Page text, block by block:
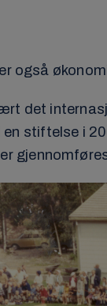
også
det
stiftelse i